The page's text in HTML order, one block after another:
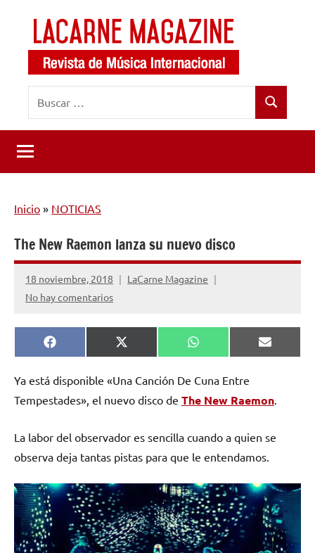
contenido
LaCarne
Magazine
de
música
internacional
Buscar
Inicio » NOTICIAS
The New Raemon lanza su nuevo disco
18 noviembre, 2018
LaCarne Magazine
No hay comentarios
Compartir
en
Facebook
Compartir
en
X
(Twitter)
Compartir
en
WhatsApp
en
Email
Ya está disponible «Una Canción De Cuna Entre
Tempestades», el nuevo disco de The New Raemon
La labor del observador es sencilla cuando a quien se
observa deja tantas pistas para que le entendamos.